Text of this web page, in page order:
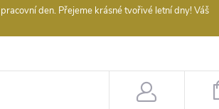
den. Přejeme krásné tvořivé letní dny! Váš